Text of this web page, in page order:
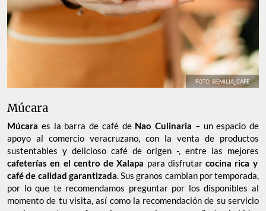
FOTO: @EMILIA_CAFE
Múcara
Múcara es la barra de café de Nao Culinaria – un espacio de
apoyo al comercio veracruzano, con la venta de productos
sustentables y delicioso café de origen -, entre las mejores
cafeterías en el centro de Xalapa para disfrutarcocina rica y
café de calidad garantizada. Sus granos cambian por temporada,
por lo que te recomendamos preguntar por los disponibles al
momento de tu visita, así como la recomendación de su servicio